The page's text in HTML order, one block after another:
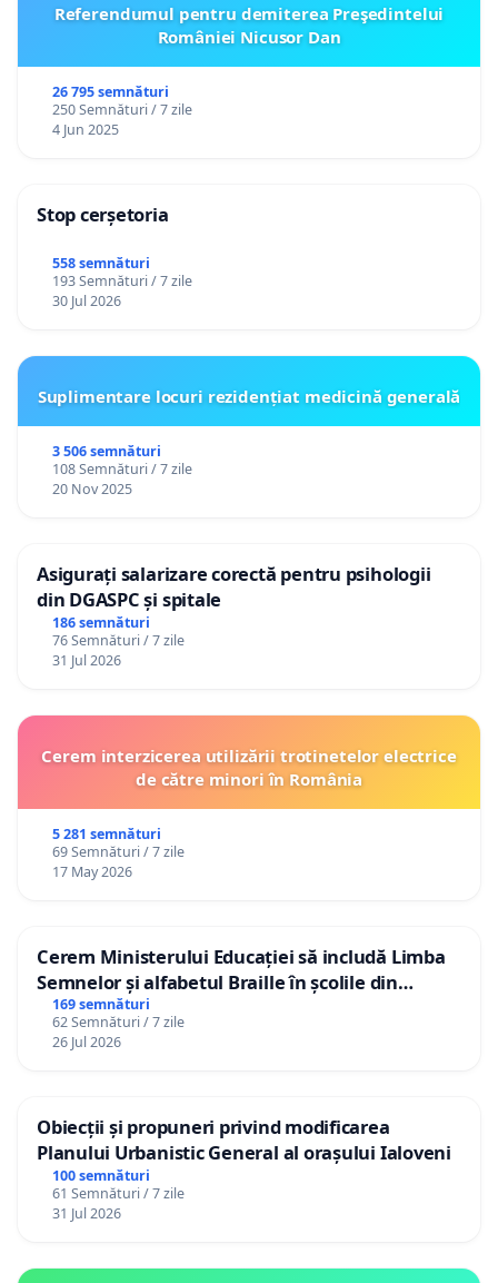
Referendumul pentru demiterea Preşedintelui
României Nicusor Dan
26 795 semnături
250 Semnături / 7 zile
4 Jun 2025
Stop cerșetoria
558 semnături
193 Semnături / 7 zile
30 Jul 2026
Suplimentare locuri rezidențiat medicină generală
3 506 semnături
108 Semnături / 7 zile
20 Nov 2025
Asigurați salarizare corectă pentru psihologii
din DGASPC și spitale
186 semnături
76 Semnături / 7 zile
31 Jul 2026
Cerem interzicerea utilizării trotinetelor electrice
de către minori în România
5 281 semnături
69 Semnături / 7 zile
17 May 2026
Cerem Ministerului Educației să includă Limba
Semnelor și alfabetul Braille în școlile din
Republica Moldova!
169 semnături
62 Semnături / 7 zile
26 Jul 2026
Obiecții și propuneri privind modificarea
Planului Urbanistic General al orașului Ialoveni
100 semnături
61 Semnături / 7 zile
31 Jul 2026